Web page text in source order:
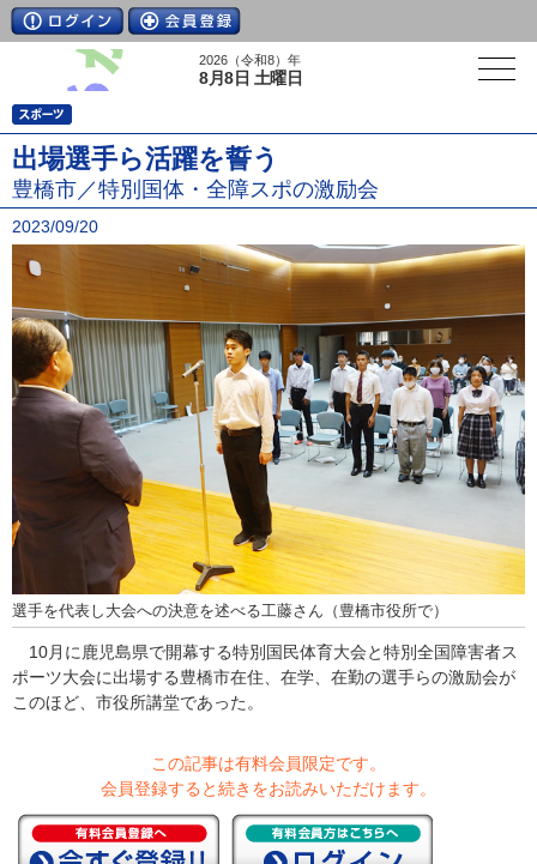
2026（令和8）年
8月8日 土曜日
出場選手ら活躍を誓う
豊橋市／特別国体・全障スポの激励会
2023/09/20
選手を代表し大会への決意を述べる工藤さん（豊橋市役所で）
10月に鹿児島県で開幕する特別国民体育大会と特別全国障害者ス
ポーツ大会に出場する豊橋市在住、在学、在勤の選手らの激励会が
このほど、市役所講堂であった。
この記事は有料会員限定です。
会員登録すると続きをお読みいただけます。